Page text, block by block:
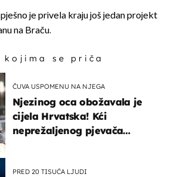
je privela kraju još jedan projekt
na Braču.
se priča
ČUVA USPOMENU NA NJEGA
Njezinog oca obožavala je
cijela Hrvatska! Kći
neprežaljenog pjevača
PRED 20 TISUĆA LJUDI